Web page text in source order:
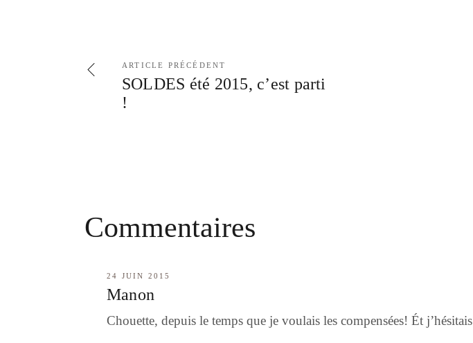
ARTICLE PRÉCÉDENT
SOLDES été 2015, c’est parti
!
Commentaires
24 JUIN 2015
Manon
Chouette, depuis le temps que je voulais les compensées! Ét